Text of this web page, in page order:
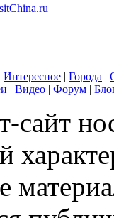
Интересное | Города |
| Видео | Форум |
сайт